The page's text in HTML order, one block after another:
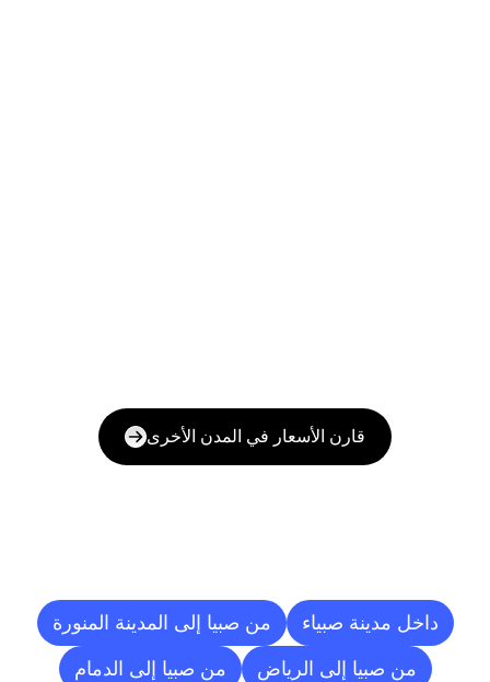
قارن الأسعار في المدن الأخرى
داخل مدينة صبياء من صبيا إلى المدينة المنورة
من صبيا إلى الرياض من صبيا إلى الدمام